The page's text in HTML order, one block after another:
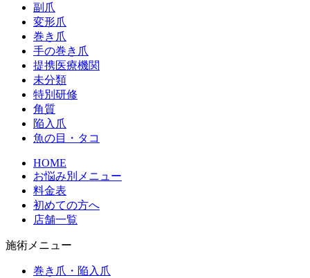
副爪
変形爪
巻き爪
手の巻き爪
提携医療機関
未分類
特別研修
角質
陥入爪
魚の目・タコ
HOME
お悩み別メニュー
料金表
初めての方へ
店舗一覧
施術メニュー
巻き爪・陥入爪